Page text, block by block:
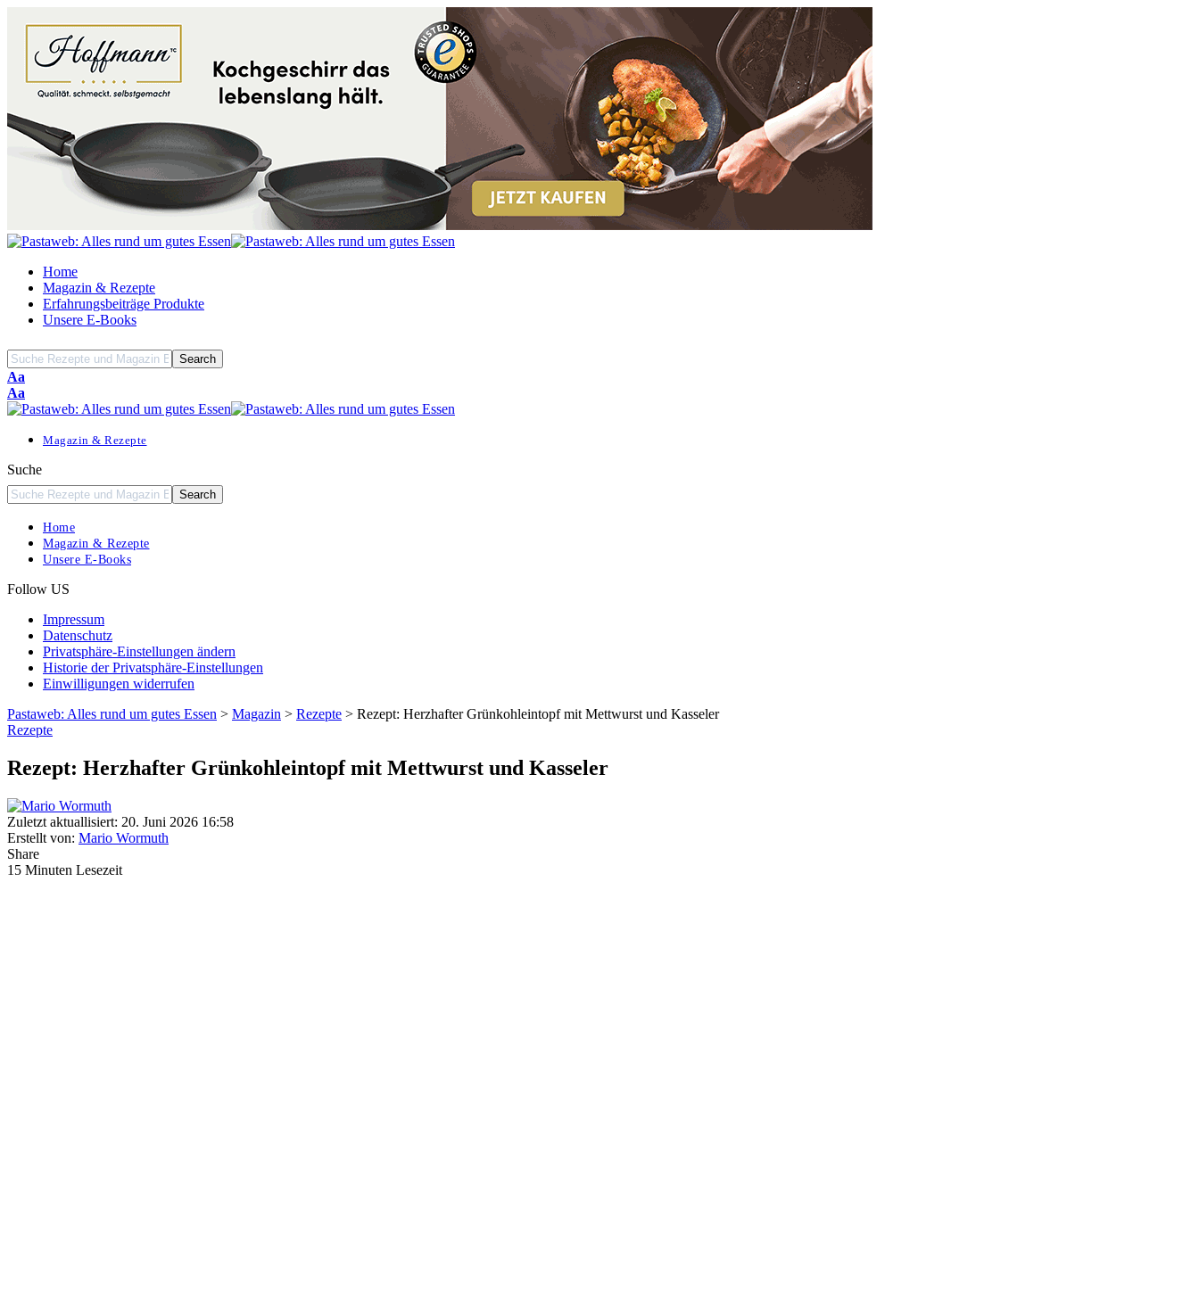
Home
Magazin & Rezepte
Erfahrungsbeiträge Produkte
Unsere E-Books
Font
Resizer
Aa
Font
Resizer
Aa
Magazin & Rezepte
Suche
Home
Magazin & Rezepte
Unsere E-Books
Follow US
Impressum
Datenschutz
Privatsphäre-Einstellungen ändern
Historie der Privatsphäre-Einstellungen
Einwilligungen widerrufen
Pastaweb: Alles rund um gutes Essen > Magazin > Rezepte > Rezept: Herzhafter Grünkohleintopf mit Mettwurst und Kasseler
Rezepte
Rezept: Herzhafter Grünkohleintopf mit Mettwurst und Kasseler
Zuletzt aktuallisiert: 20. Juni 2026 16:58
Erstellt von: Mario Wormuth
Share
15 Minuten Lesezeit